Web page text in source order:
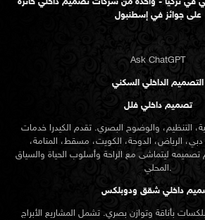
على جوائز في إسطنبول
Ask ChatGPT
التصميم الداخلي السكني
تصميم داخلي فلل
التنظيم، والوضوح البصري. تقدم الكيدرا خدمات
الرياض، الدوحة، الكويت، مسقط، المنامة،
ليتماشى مع الراحة وأسلوب الحياة والسياق
المحلي.
داخلي شقق ودوبلكس
بأناقة وتوازن بصري. تشمل المشاريع الأبراج